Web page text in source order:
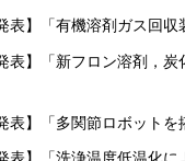
表】「有機溶剤ガス回
表】「新フロン溶剤，
表】「多関節ロボット